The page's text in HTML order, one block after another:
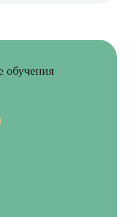
обучения